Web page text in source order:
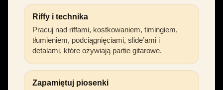
Riffy i technika
Pracuj nad riffami, kostkowaniem, timingiem,
tłumieniem, podciągnięciami, slide’ami i
detalami, które ożywiają partie gitarowe.
Zapamiętuj piosenki